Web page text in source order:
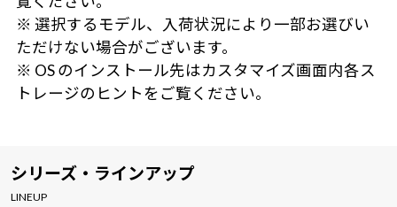
※ 選択するモデル、入荷状況により一部お選びい
ただけない場合がございます。
※ OS のインストール先はカスタマイズ画面内各ス
トレージのヒントをご覧ください。
シリーズ・ラインアップ
LINEUP